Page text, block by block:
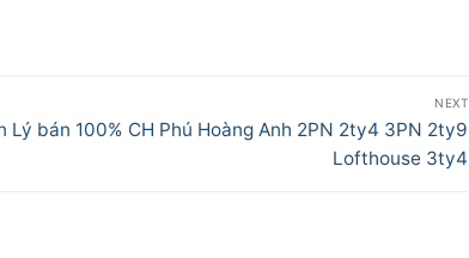
NEXT
Lý bán 100% CH Phú Hoàng Anh 2PN 2ty4 3PN 2ty9
Lofthouse 3ty4